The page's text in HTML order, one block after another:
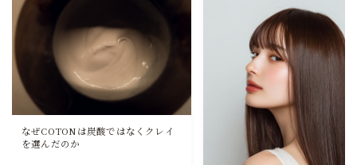
なぜCOTONは炭酸ではなくクレイ
を選んだのか